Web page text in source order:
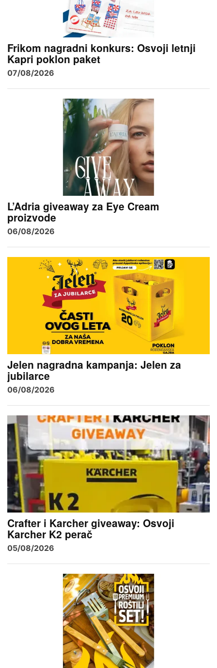
Frikom nagradni konkurs: Osvoji letnji
Kapri poklon paket
07/08/2026
L’Adria giveaway za Eye Cream
proizvode
06/08/2026
Jelen nagradna kampanja: Jelen za
jubilarce
06/08/2026
Crafter i Karcher giveaway: Osvoji
Karcher K2 perač
05/08/2026